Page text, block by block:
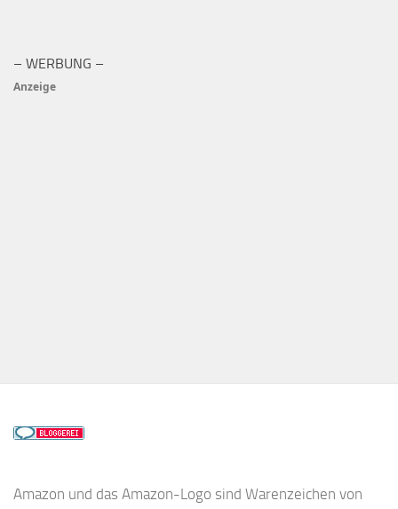
– WERBUNG –
Anzeige
Amazon und das Amazon-Logo sind Warenzeichen von